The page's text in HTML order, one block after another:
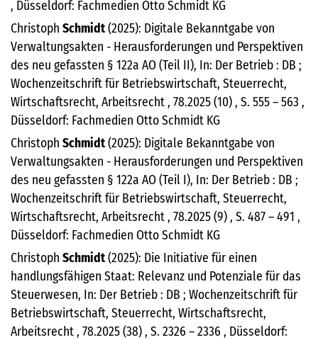
, Düsseldorf: Fachmedien Otto Schmidt KG
Christoph Schmidt(2025): Digitale Bekanntgabe von
Verwaltungsakten - Herausforderungen und Perspektiven
des neu gefassten § 122a AO (Teil II), In: Der Betrieb : DB ;
Wochenzeitschrift für Betriebswirtschaft, Steuerrecht,
Wirtschaftsrecht, Arbeitsrecht , 78.2025 (10) , S. 555 – 563 ,
Düsseldorf: Fachmedien Otto Schmidt KG
Christoph Schmidt(2025): Digitale Bekanntgabe von
Verwaltungsakten - Herausforderungen und Perspektiven
des neu gefassten § 122a AO (Teil I), In: Der Betrieb : DB ;
Wochenzeitschrift für Betriebswirtschaft, Steuerrecht,
Wirtschaftsrecht, Arbeitsrecht , 78.2025 (9) , S. 487 – 491 ,
Düsseldorf: Fachmedien Otto Schmidt KG
Christoph Schmidt(2025): Die Initiative für einen
handlungsfähigen Staat: Relevanz und Potenziale für das
Steuerwesen, In: Der Betrieb : DB ; Wochenzeitschrift für
Betriebswirtschaft, Steuerrecht, Wirtschaftsrecht,
Arbeitsrecht , 78.2025 (38) , S. 2326 – 2336 , Düsseldorf: